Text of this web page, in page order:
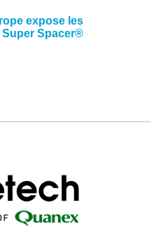
expose les
Spacer®